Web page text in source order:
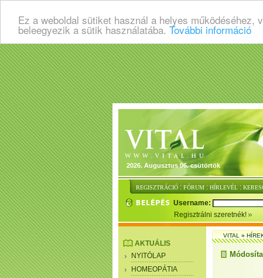
Ez a weboldal sütiket használ a helyes
beleegyezik a sütik használatába. További információ
2026. Augusztus 06. csütörtök
REGISZTRÁCIÓ : FÓRUM : HÍRLEVÉL :
Username:
Regisztrálni szeretnék!
AKTUÁLIS
NYITÓLAP
HOMEOPÁTIA
VITAL»